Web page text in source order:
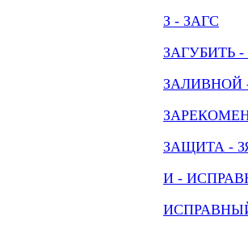
З - ЗАГС
ЗАГУБИТЬ
ЗАЛИВНОЙ
ЗАЩИТА -
И -